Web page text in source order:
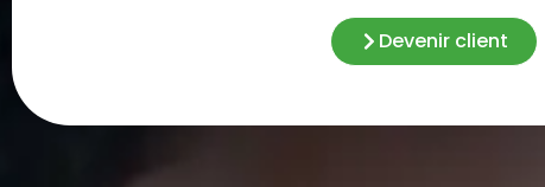
Devenir client